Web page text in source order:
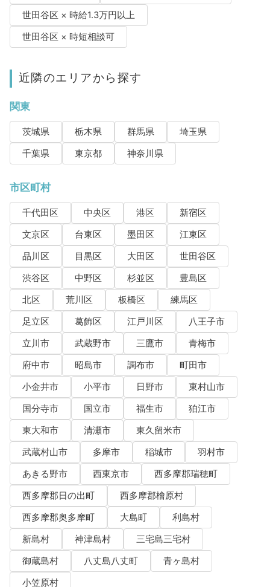
世田谷区 × 時給1.3万円以上
世田谷区 × 時短相談可
近隣のエリアから探す
関東
茨城県 栃木県 群馬県
埼玉県
千葉県
東京都 神奈川県
市区町村
千代田区 中央区 港区
新宿区
文京区
台東区 墨田区
江東区
品川区
目黒区 大田区
世田谷区
渋谷区
中野区 杉並区
豊島区
北区
荒川区 板橋区
練馬区
足立区
葛飾区 江戸川区
八王子市
立川市
武蔵野市 三鷹市
青梅市
府中市
昭島市 調布市
町田市
小金井市
小平市 日野市
東村山市
国分寺市
国立市 福生市
狛江市
東大和市
清瀬市
東久留米市
武蔵村山市
多摩市 稲城市
羽村市
あきる野市
西東京市
西多摩郡瑞穂町
西多摩郡日の出町
西多摩郡檜原村
西多摩郡奥多摩町
大島町
利島村
新島村
神津島村
三宅島三宅村
御蔵島村
八丈島八丈町
青ヶ島村
小笠原村